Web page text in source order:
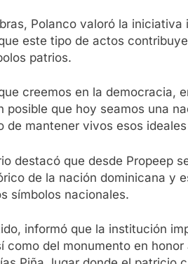
Polanco valoró la
este tipo de actos
patrios.
creemos en la democracia,
posible que hoy seamos una
de mantener vivos esos
destacó que desde Propeep
de la nación dominicana y
símbolos nacionales.
informó que la institución
como del monumento en